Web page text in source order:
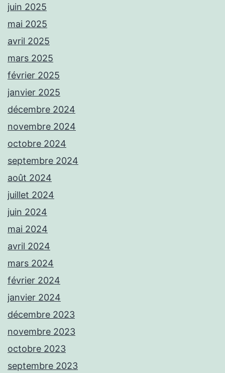
juin 2025
mai 2025
avril 2025
mars 2025
février 2025
janvier 2025
décembre 2024
novembre 2024
octobre 2024
septembre 2024
août 2024
juillet 2024
juin 2024
mai 2024
avril 2024
mars 2024
février 2024
janvier 2024
décembre 2023
novembre 2023
octobre 2023
septembre 2023